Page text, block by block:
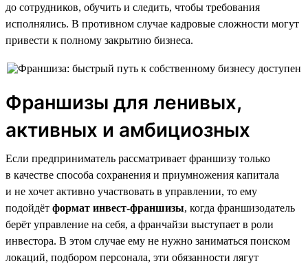
до сотрудников, обучить и следить, чтобы требования
исполнялись. В противном случае кадровые сложности могут
привести к полному закрытию бизнеса.
Франшизы для ленивых,
активных и амбициозных
Если предприниматель рассматривает франшизу только
в качестве способа сохранения и приумножения капитала
и не хочет активно участвовать в управлении, то ему
подойдёт формат инвест-франшизы, когда франшизодатель
берёт управление на себя, а франчайзи выступает в роли
инвестора. В этом случае ему не нужно заниматься поиском
локаций, подбором персонала, эти обязанности лягут